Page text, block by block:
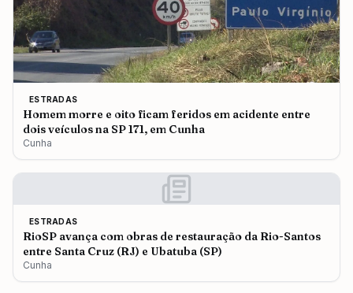
ESTRADAS
Homem morre e oito ficam feridos em acidente entre
dois veículos na SP 171, em Cunha
Cunha
ESTRADAS
RioSP avança com obras de restauração da Rio-Santos
entre Santa Cruz (RJ) e Ubatuba (SP)
Cunha